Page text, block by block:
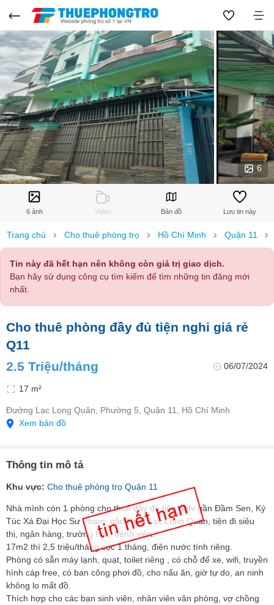
6
6 ảnh Video Bản đồ Lưu tin này
Trang chủ Cho thuê phòng trọ Hồ Chí Minh Quận 11
Tin này đã hết hạn nên không còn giá trị giao dịch.
Bạn hãy sử dụng công cụ tìm kiếm để tìm những tin đăng mới
nhất.
Cho thuê phòng đầy đủ tiện nghi giá rẻ
Q11
2.5 Triệu/tháng
06/07/2024
17 m²
Đường Lạc Long Quân, Phường 5, Quận 11, Hồ Chí Minh
Xem bản đồ
Thông tin mô tả
Khu vực: Cho thuê phòng trọ Quận 11
Nhà mình còn 1 phòng cho thuê đầy đủ tiện nghi gần Đầm Sen, Ký
Túc Xá Đại Học Sư Phạm, gần Hẻm Lạc Long Quân, tiện đi siêu
thị, ngân hàng, trường học, bệnh viện.
17m2 thì 2,5 triệu/tháng cọc 1 tháng, điện nước tính riêng.
Phòng có sẵn máy lạnh, quạt, toilet riêng , có chỗ để xe, wifi, truyền
hình cáp free, có ban công phơi đồ, cho nấu ăn, giờ tự do, an ninh
không lo mất đồ.
Thích hợp cho các bạn sinh viên, nhân viên văn phòng, vợ chồng